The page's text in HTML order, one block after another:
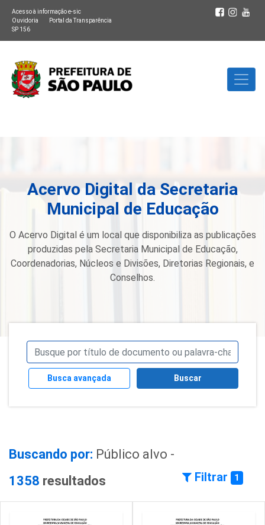
Acesso à informação e-sic
Ouvidoria
Portal da Transparência
SP 156
Acervo Digital da Secretaria
Municipal de Educação
O Acervo Digital é um local que disponibiliza as publicações
produzidas pela Secretaria Municipal de Educação,
Coordenadorias, Núcleos e Divisões, Diretorias Regionais, e
Conselhos.
Busca avançada Buscar
Buscando por: Público alvo -
1358 resultados Filtrar 1